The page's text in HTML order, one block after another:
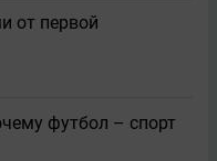
от первой
футбол – спорт